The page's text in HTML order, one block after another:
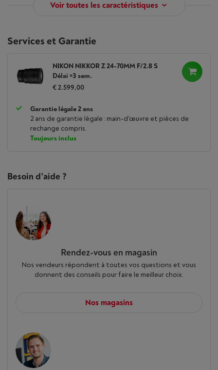
Voir toutes les caractéristiques
Services et Garantie
NIKON NIKKOR Z 24-70MM F/2.8 S
Délai >3 sem.
€ 2.599,00
Garantie légale 2 ans
2 ans de garantie légale : main-d'œuvre et pièces de
rechange compris.
Toujours inclus
Besoin d'aide ?
Rendez-vous en magasin
Nos vendeurs répondent à toutes vos questions et vous
donnent des conseils pour faire le meilleur choix.
Nos magasins